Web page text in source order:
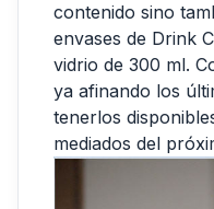
contenido sino
envases de Drink
vidrio de 300 ml.
ya afinando los
tenerlos
mediados del